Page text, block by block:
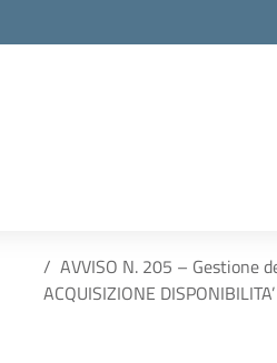
AVVISO N. 205 – Gestione
ACQUISIZIONE